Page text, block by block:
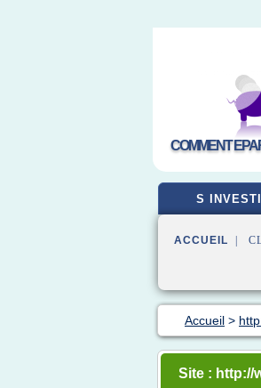
COMMENT
S
ACCUEIL |
Accueil >
Site : http://